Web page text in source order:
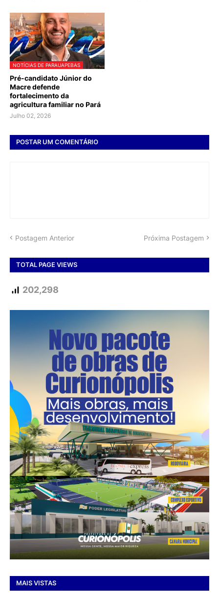
NOTÍCIAS DE PARAUAPEBAS
Pré-candidato Júnior do
Macre defende
fortalecimento da
agricultura familiar no Pará
Julho 02, 2026
POSTAR UM COMENTÁRIO
Postagem Anterior Próxima Postagem
TOTAL PAGE VIEWS
202,298
MAIS VISTAS